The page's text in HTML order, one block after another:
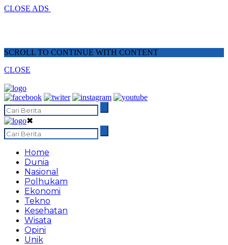
CLOSE ADS
SCROLL TO CONTINUE WITH CONTENT
CLOSE
✖
Home
Dunia
Nasional
Polhukam
Ekonomi
Tekno
Kesehatan
Wisata
Opini
Unik